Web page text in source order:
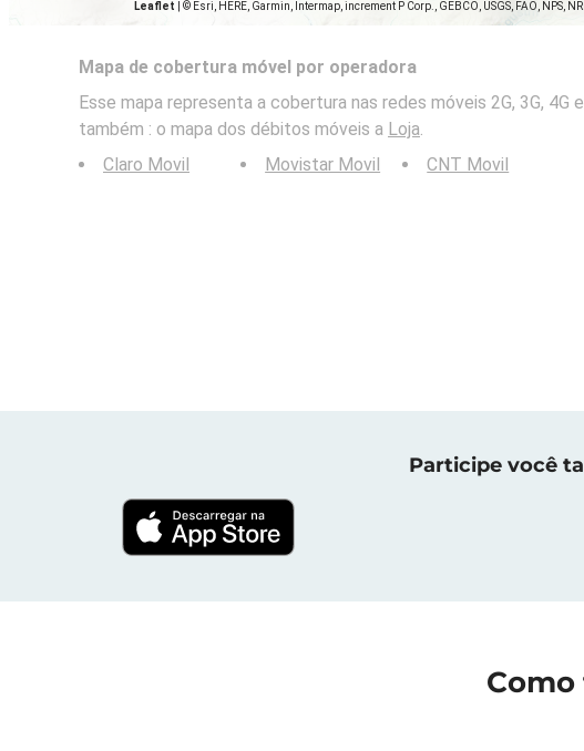
Leaflet © Esri, HERE, Garmin, Intermap, increment P Corp., GEBCO, USGS, FAO, NPS,
Mapa de cobertura móvel por operadora
Esse mapa representa a cobertura nas redes móveis 2G, 3G, 4G
também : o mapa dos débitos móveis a Loja.
Claro Movil
Movistar Movil CNT Movil
Participe você